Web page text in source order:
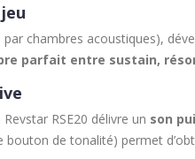
par chambres acoustiques),
parfait entre sustain,
Revstar RSE20 délivre un son
de tonalité) permet